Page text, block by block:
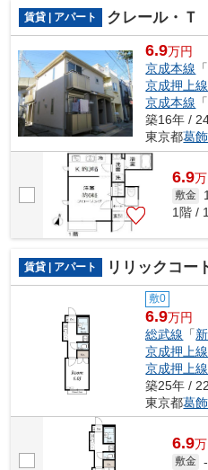
賃貸 | アパート クレール・Ｔ
6.9万円
京成本線 「
京成押上線
京成本線 「
築16年 /
東京都葛
6.9万
敷金
1階 /
賃貸 | アパート リリックコー
敷0
6.9万円
総武線 「
京成押上線
京成押上線
築25年 /
東京都葛
6.9万
敷金 -